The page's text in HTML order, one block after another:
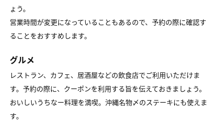
ょう。
営業時間が変更になっていることもあるので、予約の際に確認す
ることをおすすめします。
グルメ
レストラン、カフェ、居酒屋などの飲食店でご利用いただけま
す。予約の際に、クーポンを利用する旨を伝えておきましょう。
おいしいうちなー料理を満喫。沖縄名物〆のステーキにも使えま
す。